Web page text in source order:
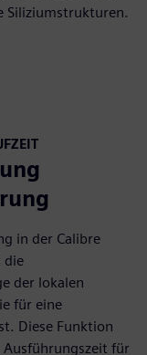
Siliziumstrukturen.
in der Calibre
die
der lokalen
für eine
Diese Funktion
für